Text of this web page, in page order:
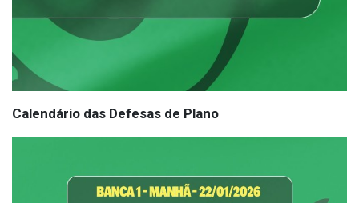
Calendário das Defesas de Plano